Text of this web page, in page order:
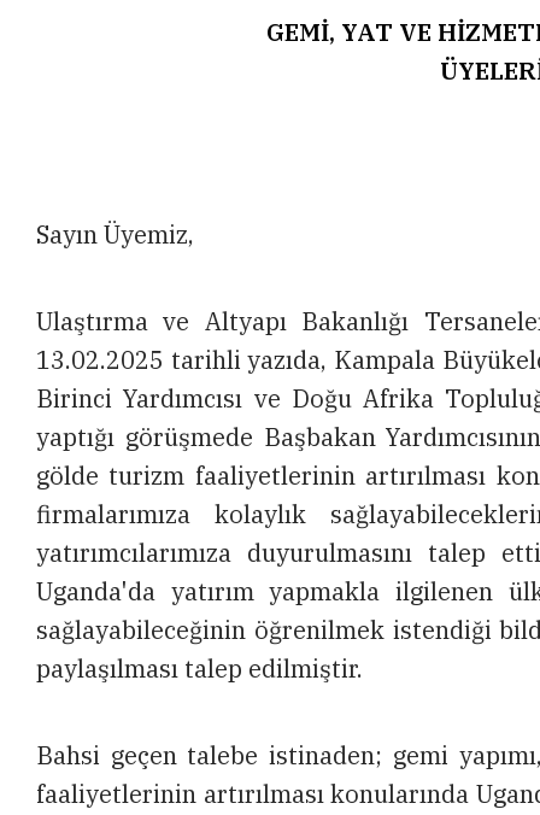
GEMİ, YAT VE
Sayın Üyemiz,
Ulaştırma ve Altyapı Bakanlığı
13.02.2025 tarihli yazıda, Kampala
Birinci Yardımcısı ve Doğu Afrika
yaptığı görüşmede Başbakan
gölde turizm faaliyetlerinin artırılması
firmalarımıza kolaylık
yatırımcılarımıza duyurulmasını
Uganda'da yatırım yapmakla ilgilenen
sağlayabileceğinin öğrenilmek istendiği
paylaşılması talep edilmiştir.
Bahsi geçen talebe istinaden; gemi
faaliyetlerinin artırılması konularında